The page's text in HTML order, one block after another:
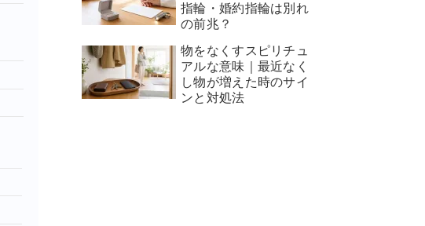
指輪・婚約指輪は別れ
の前兆？
物をなくすスピリチュ
アルな意味｜最近なく
し物が増えた時のサイ
ンと対処法